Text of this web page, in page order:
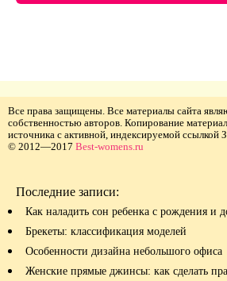
Все права защищены. Все материалы сайта
собственностью авторов. Копирование
источника с активной, индексируемой
© 2012—2017 Best-womens.ru
Последние записи:
Как наладить сон ребенка с рождения и
Брекеты: классификация моделей
Особенности дизайна небольшого офиса
Женские прямые джинсы: как сделать